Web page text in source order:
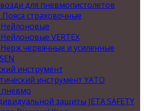
для пневмопистолетов
страховочные
VERTEX
червячные и усиленные
инструмент
инструмент YATO
защиты JETA SAFETY